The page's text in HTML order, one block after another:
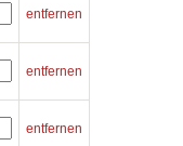
entfernen
entfernen
entfernen